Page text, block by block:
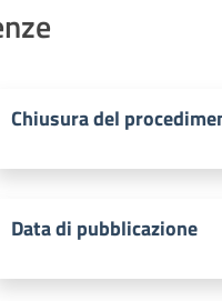
Chiusura del
Data di pubblicazione